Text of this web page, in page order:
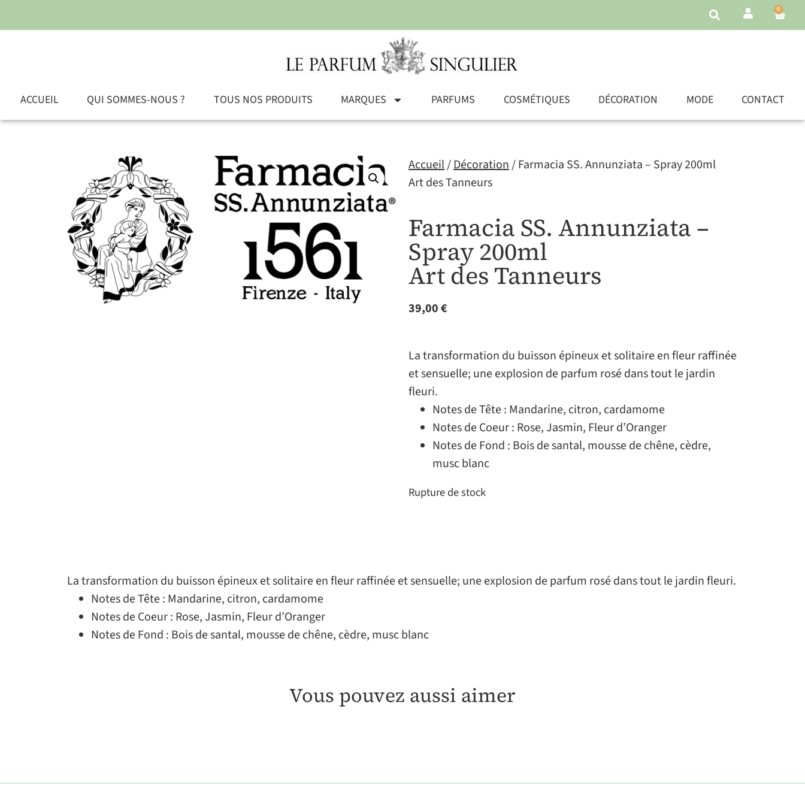
0
ACCUEIL QUI SOMMES-NOUS ? TOUS NOS PRODUITS MARQUES PARFUMS COSMÉTIQUES DÉCORATION MODE CONTACT
Accueil/Décoration/ Farmacia SS. Annunziata – Spray 200ml
Art des Tanneurs
Farmacia SS. Annunziata –
Spray 200ml
Art des Tanneurs
39,00€
La transformation du buisson épineux et solitaire en fleur raffinée
et sensuelle; une explosion de parfum rosé dans tout le jardin
fleuri.
Notes de Tête : Mandarine, citron, cardamome
Notes de Coeur : Rose, Jasmin, Fleur d’Oranger
Notes de Fond : Bois de santal, mousse de chêne, cèdre,
musc blanc
Rupture de stock
La transformation du buisson épineux et solitaire en fleur raffinée et sensuelle; une explosion de parfum rosé dans tout le jardin fleuri.
Notes de Tête : Mandarine, citron, cardamome
Notes de Coeur : Rose, Jasmin, Fleur d’Oranger
Notes de Fond : Bois de santal, mousse de chêne, cèdre, musc blanc
Vous pouvez aussi aimer